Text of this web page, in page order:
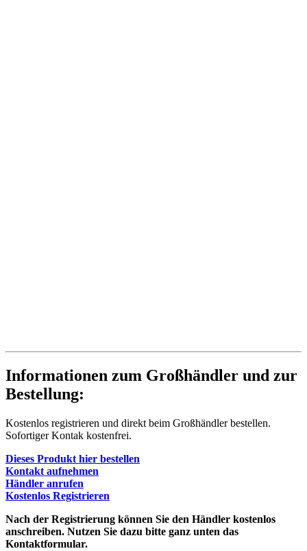
Informationen zum Großhändler und zur
Bestellung:
Kostenlos registrieren und direkt beim Großhändler bestellen.
Sofortiger Kontak kostenfrei.
Dieses Produkt hier bestellen
Kontakt aufnehmen
Händler anrufen
Kostenlos Registrieren
Nach der Registrierung können Sie den Händler kostenlos
anschreiben. Nutzen Sie dazu bitte ganz unten das
Kontaktformular.